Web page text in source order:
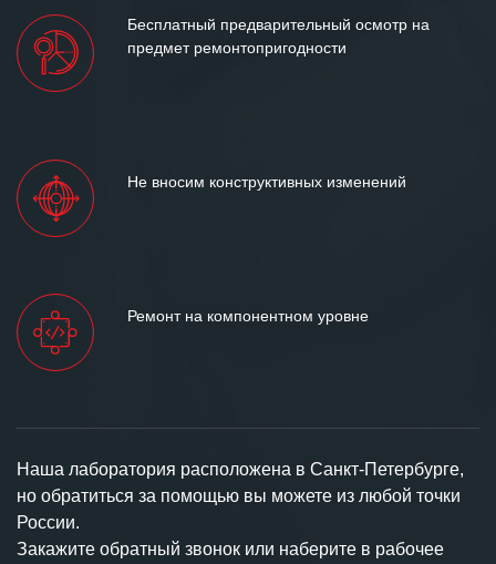
Бесплатный предварительный осмотр на
предмет ремонтопригодности
Не вносим конструктивных изменений
Ремонт на компонентном уровне
Наша лаборатория расположена в Санкт-Петербурге,
но обратиться за помощью вы можете из любой точки
России.
Закажите обратный звонок или наберите в рабочее